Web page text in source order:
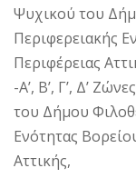
Ψυχικού του
Περιφερειακής
Περιφέρειας
-Α’, Β’, Γ’, Δ’
του Δήμου
Ενότητας
Αττικής,